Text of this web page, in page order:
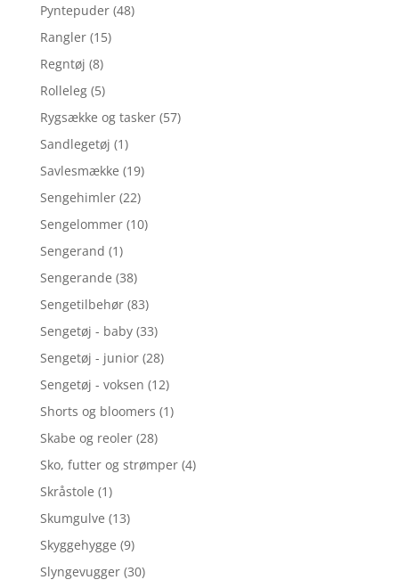
Pyntepuder (48)
Rangler (15)
Regntøj (8)
Rolleleg (5)
Rygsække og tasker (57)
Sandlegetøj (1)
Savlesmække (19)
Sengehimler (22)
Sengelommer (10)
Sengerand (1)
Sengerande (38)
Sengetilbehør (83)
Sengetøj - baby (33)
Sengetøj - junior (28)
Sengetøj - voksen (12)
Shorts og bloomers (1)
Skabe og reoler (28)
Sko, futter og strømper (4)
Skråstole (1)
Skumgulve (13)
Skyggehygge (9)
Slyngevugger (30)